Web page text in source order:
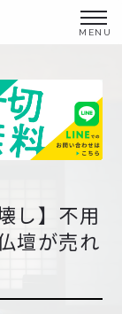
し】不用
壇が売れ